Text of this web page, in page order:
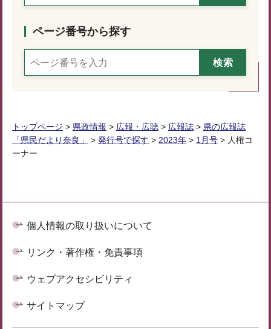
ページ番号から探す
トップページ > 県政情報 > 広報・広聴 > 広報誌 > 県の広報誌
「県民だより奈良」
> 発行号で探す > 2023年 > 1月号 > 人権コ
ーナー
個人情報の取り扱いについて
リンク・著作権・免責事項
ウェブアクセシビリティ
サイトマップ